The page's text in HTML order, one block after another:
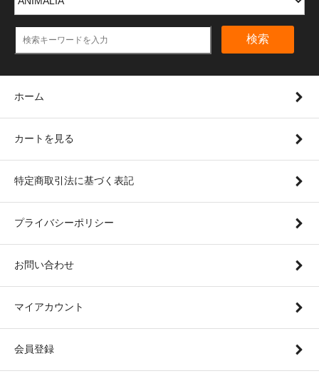
検索
ホーム
カートを見る
特定商取引法に基づく表記
プライバシーポリシー
お問い合わせ
マイアカウント
会員登録